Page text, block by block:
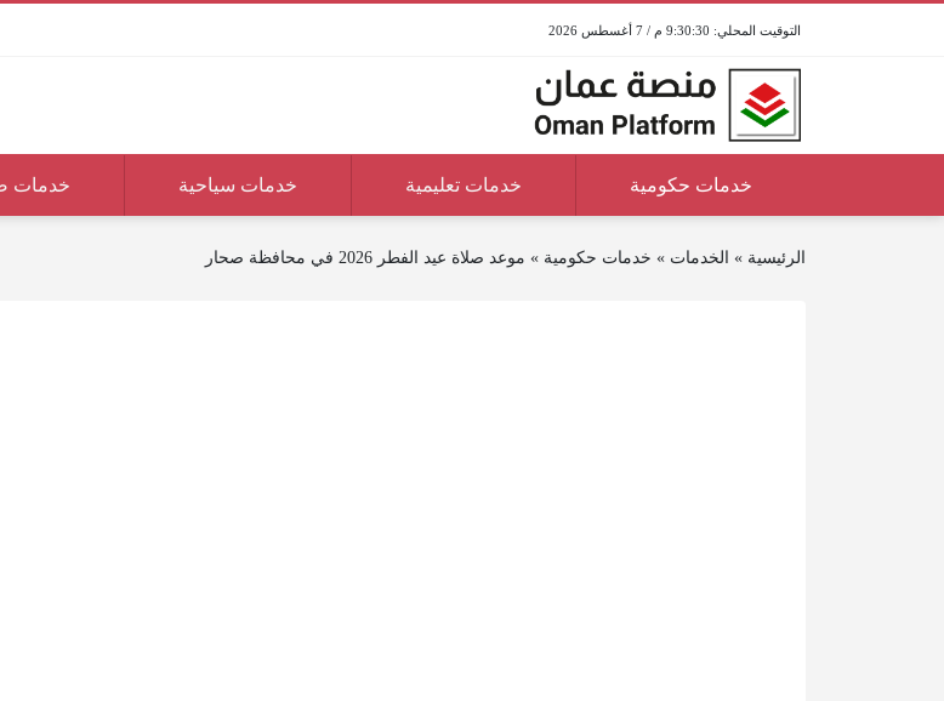
9:30:30 م / 7 أغسطس 2026
خدمات حكومية خدمات تعليمية خدمات سياحية خدمات
الرئيسية » الخدمات » خدمات حكومية » موعد صلاة عيد الفطر 2026 في محافظة صحار